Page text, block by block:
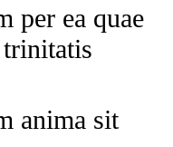
per ea quae
anima sit